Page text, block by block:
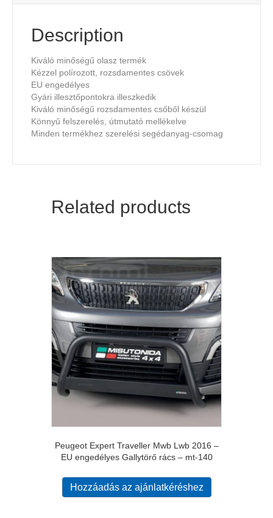
Description
Kiváló minőségű olasz termék
Kézzel polírozott, rozsdamentes csövek
EU engedélyes
Gyári illesztőpontokra illeszkedik
Kiváló minőségű rozsdamentes csőből készül
Könnyű felszerelés, útmutató mellékelve
Minden termékhez szerelési segédanyag-csomag
Related products
Peugeot Expert Traveller Mwb Lwb 2016 –
EU engedélyes Gallytörő rács – mt-140
Hozzáadás az ajánlatkéréshez